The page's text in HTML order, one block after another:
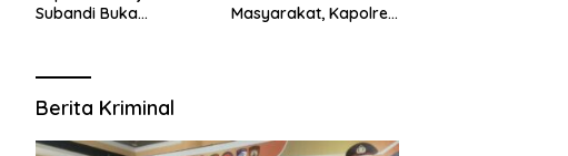
Subandi Buka
Kecamatan Sukodono
Masyarakat, Kapolres
Berita Kriminal